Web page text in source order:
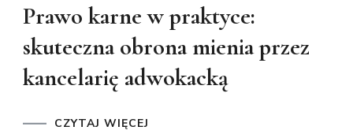
Prawo karne w praktyce:
skuteczna obrona mienia przez
kancelarię adwokacką
CZYTAJ WIĘCEJ